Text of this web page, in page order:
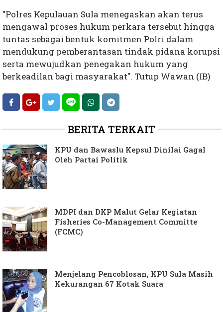
"Polres Kepulauan Sula menegaskan akan terus
mengawal proses hukum perkara tersebut hingga
tuntas sebagai bentuk komitmen Polri dalam
mendukung pemberantasan tindak pidana korupsi
serta mewujudkan penegakan hukum yang
berkeadilan bagi masyarakat". Tutup Wawan (IB)
BERITA TERKAIT
KPU dan Bawaslu Kepsul Dinilai Gagal
Oleh Partai Politik
MDPI dan DKP Malut Gelar Kegiatan
Fisheries Co-Management Committe
(FCMC)
Menjelang Pencoblosan, KPU Sula Masih
Kekurangan 67 Kotak Suara